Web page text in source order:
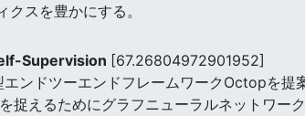
スを豊かにする。
Supervision [67.26804972901952]
ンドツーエンドフレームワークOctopを提
えるためにグラフニューラルネットワー